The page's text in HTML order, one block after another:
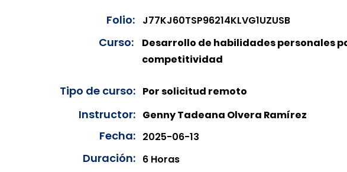
Folio: J77KJ60TSP96214KLVG1UZUSB
Curso:
Desarrollo de habilidades personales
competitividad
Tipo de curso: Por solicitud remoto
Instructor: Genny Tadeana Olvera Ramírez
Fecha: 2025-06-13
Duración: 6 Horas